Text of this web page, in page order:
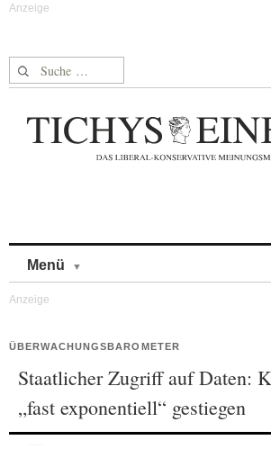
Suche nach:
Menü
ÜBERWACHUNGSBAROMETER
Staatlicher Zugriff auf Daten:
„fast exponentiell“ gestiegen